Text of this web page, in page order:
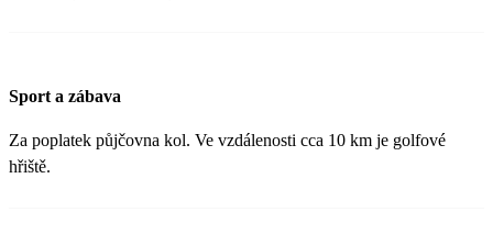
Sport a zábava
Za poplatek půjčovna kol. Ve vzdálenosti cca 10 km je golfové
hřiště.